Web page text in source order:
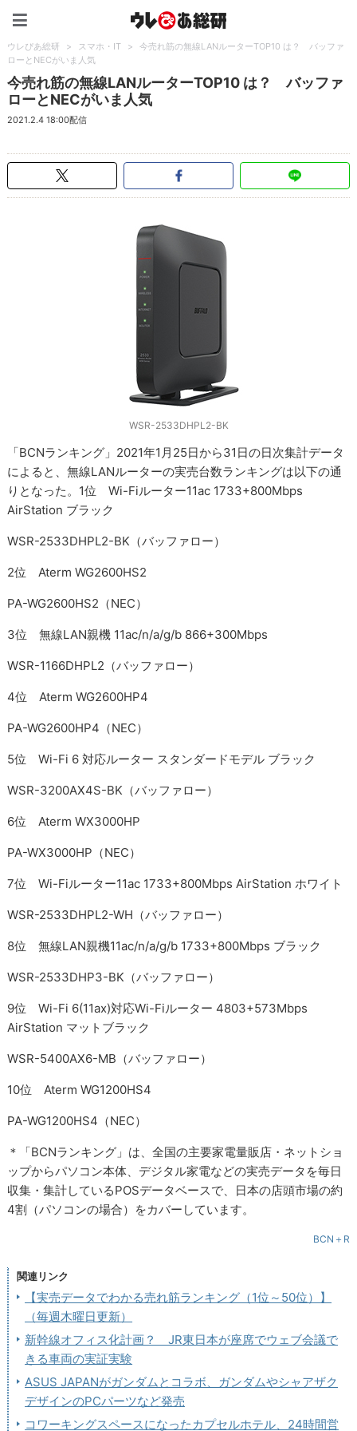
ウレぴあ総研 > スマホ・IT >
今売れ筋の無線LANルーターTOP10 は？ バッファ
ローとNECがいま人気
今売れ筋の無線LANルーターTOP10 は？ バッファ
ローとNECがいま人気
2021.2.4 18:00配信
WSR-2533DHPL2-BK
「BCNランキング」2021年1月25日から31日の日次集計データ
によると、無線LANルーターの実売台数ランキングは以下の通
りとなった。1位 Wi-Fiルーター11ac 1733+800Mbps
AirStation ブラック
WSR-2533DHPL2-BK（バッファロー）
2位 Aterm WG2600HS2
PA-WG2600HS2（NEC）
3位 無線LAN親機 11ac/n/a/g/b 866+300Mbps
WSR-1166DHPL2（バッファロー）
4位 Aterm WG2600HP4
PA-WG2600HP4（NEC）
5位 Wi-Fi 6 対応ルーター スタンダードモデル ブラック
WSR-3200AX4S-BK（バッファロー）
6位 Aterm WX3000HP
PA-WX3000HP（NEC）
7位 Wi-Fiルーター11ac 1733+800Mbps AirStation ホワイト
WSR-2533DHPL2-WH（バッファロー）
8位 無線LAN親機11ac/n/a/g/b 1733+800Mbps ブラック
WSR-2533DHP3-BK（バッファロー）
9位 Wi-Fi 6(11ax)対応Wi-Fiルーター 4803+573Mbps
AirStation マットブラック
WSR-5400AX6-MB（バッファロー）
10位 Aterm WG1200HS4
PA-WG1200HS4（NEC）
＊「BCNランキング」は、全国の主要家電量販店・ネットショ
ップからパソコン本体、デジタル家電などの実売データを毎日
収集・集計しているPOSデータベースで、日本の店頭市場の約
4割（パソコンの場合）をカバーしています。
BCN＋R
関連リンク
【実売データでわかる売れ筋ランキング（1位～50位）】
（毎週木曜日更新）
新幹線オフィス化計画？ JR東日本が座席でウェブ会議で
きる車両の実証実験
ASUS JAPANがガンダムとコラボ、ガンダムやシャアザク
デザインのPCパーツなど発売
コワーキングスペースになったカプセルホテル、24時間営